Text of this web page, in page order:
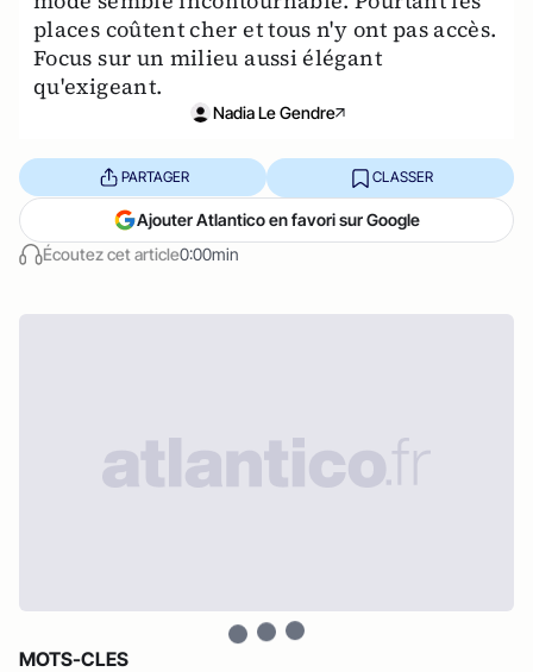
places coûtent cher et tous n'y ont pas accès.
Focus sur un milieu aussi élégant
qu'exigeant.
Nadia Le Gendre
Écoutez cet article0:00min
PARTAGER CLASSER
Ajouter Atlantico en favori sur Google
MOTS-CLES